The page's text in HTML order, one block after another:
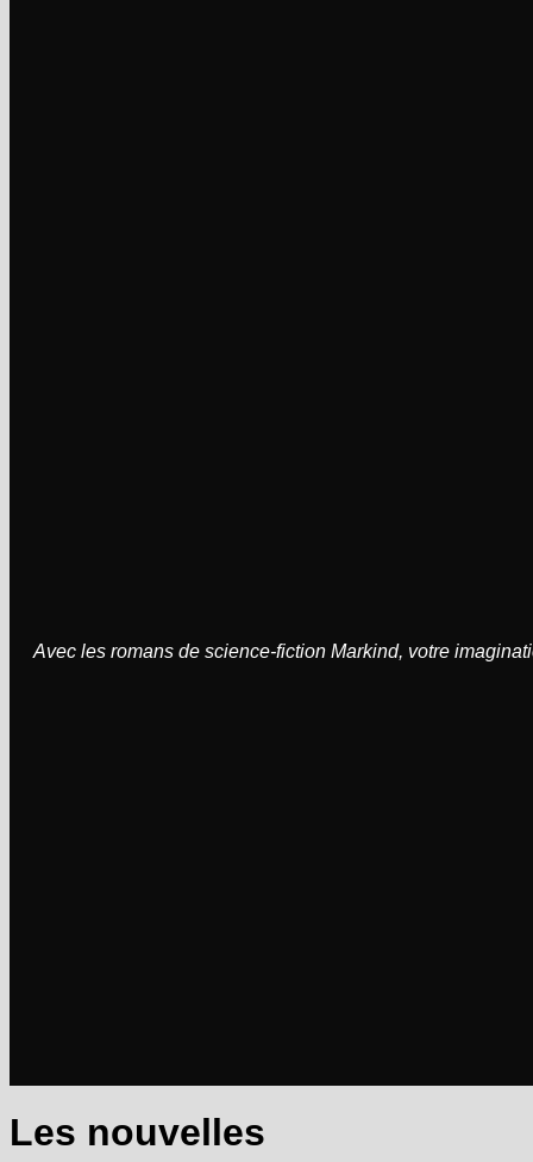
Avec les romans de science-fiction Markind, votre
Les nouvelles